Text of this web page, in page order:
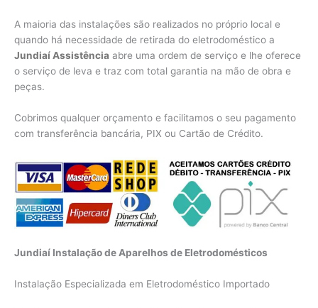
A maioria das instalações são realizados no próprio local e
quando há necessidade de retirada do eletrodoméstico a
Jundiaí Assistência abre uma ordem de serviço e lhe oferece
o serviço de leva e traz com total garantia na mão de obra e
peças.
Cobrimos qualquer orçamento e facilitamos o seu pagamento
com transferência bancária, PIX ou Cartão de Crédito.
Jundiaí Instalação de Aparelhos de Eletrodomésticos
Instalação Especializada em Eletrodoméstico Importado